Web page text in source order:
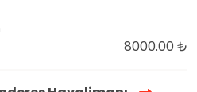
8000.00 ₺